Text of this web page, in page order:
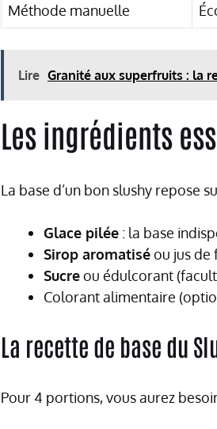
Méthode manuelle
Lire Granité aux superfruits : la
Les ingrédients
La base d’un bon slushy repose
Glace pilée : la base
Sirop aromatiséou jus de
Sucreou édulcorant
Colorant alimentaire
La recette de base du
Pour 4 portions, vous aurez